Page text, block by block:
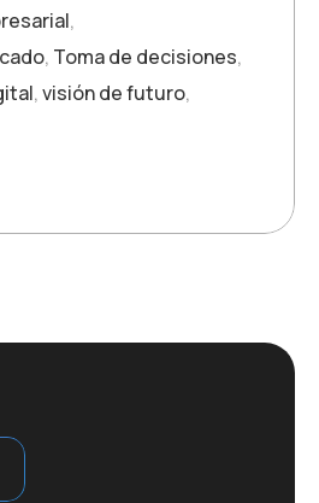
,
, Toma de decisiones,
,visión de futuro,